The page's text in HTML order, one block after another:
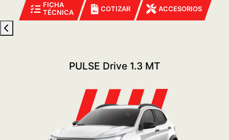
FICHA
TÉCNICA
COTIZAR ACCESORIOS
PULSE Drive 1.3 MT